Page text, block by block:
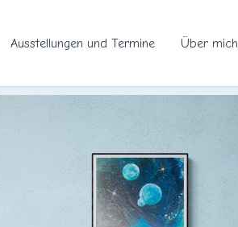
Ausstellungen und Termine Über mich